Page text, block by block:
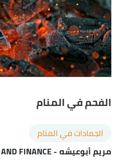
الفحم في المنام
الجمادات في المنام
مريم أبوعيشه- ISLAMIC BANKING AND FINANCE